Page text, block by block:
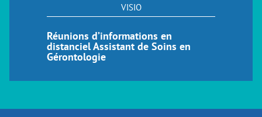
VISIO
Réunions d’informations en
distanciel Assistant de Soins en
Gérontologie